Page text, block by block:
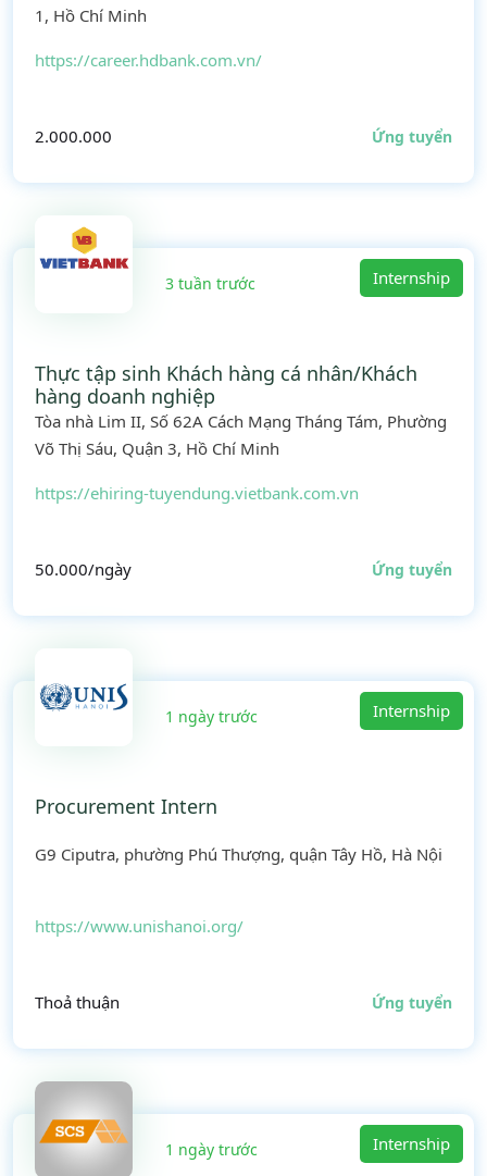
1, Hồ Chí Minh
https://career.hdbank.com.vn/
2.000.000 Ứng tuyển
3 tuần trước Internship
Thực tập sinh Khách hàng cá nhân/Khách
hàng doanh nghiệp
Tòa nhà Lim II, Số 62A Cách Mạng Tháng Tám, Phường
Võ Thị Sáu, Quận 3, Hồ Chí Minh
https://ehiring-tuyendung.vietbank.com.vn
50.000/ngày Ứng tuyển
1 ngày trước Internship
Procurement Intern
G9 Ciputra, phường Phú Thượng, quận Tây Hồ, Hà Nội
https://www.unishanoi.org/
Thoả thuận Ứng tuyển
1 ngày trước Internship